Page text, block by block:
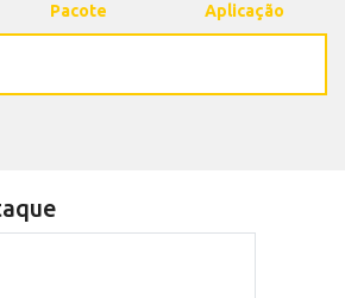
Pacote
Aplicação